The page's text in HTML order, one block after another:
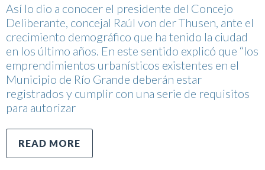
Así lo dio a conocer el presidente del Concejo
Deliberante, concejal Raúl von der Thusen, ante el
crecimiento demográfico que ha tenido la ciudad
en los último años. En este sentido explicó que “los
emprendimientos urbanísticos existentes en el
Municipio de Río Grande deberán estar
registrados y cumplir con una serie de requisitos
para autorizar
READ MORE